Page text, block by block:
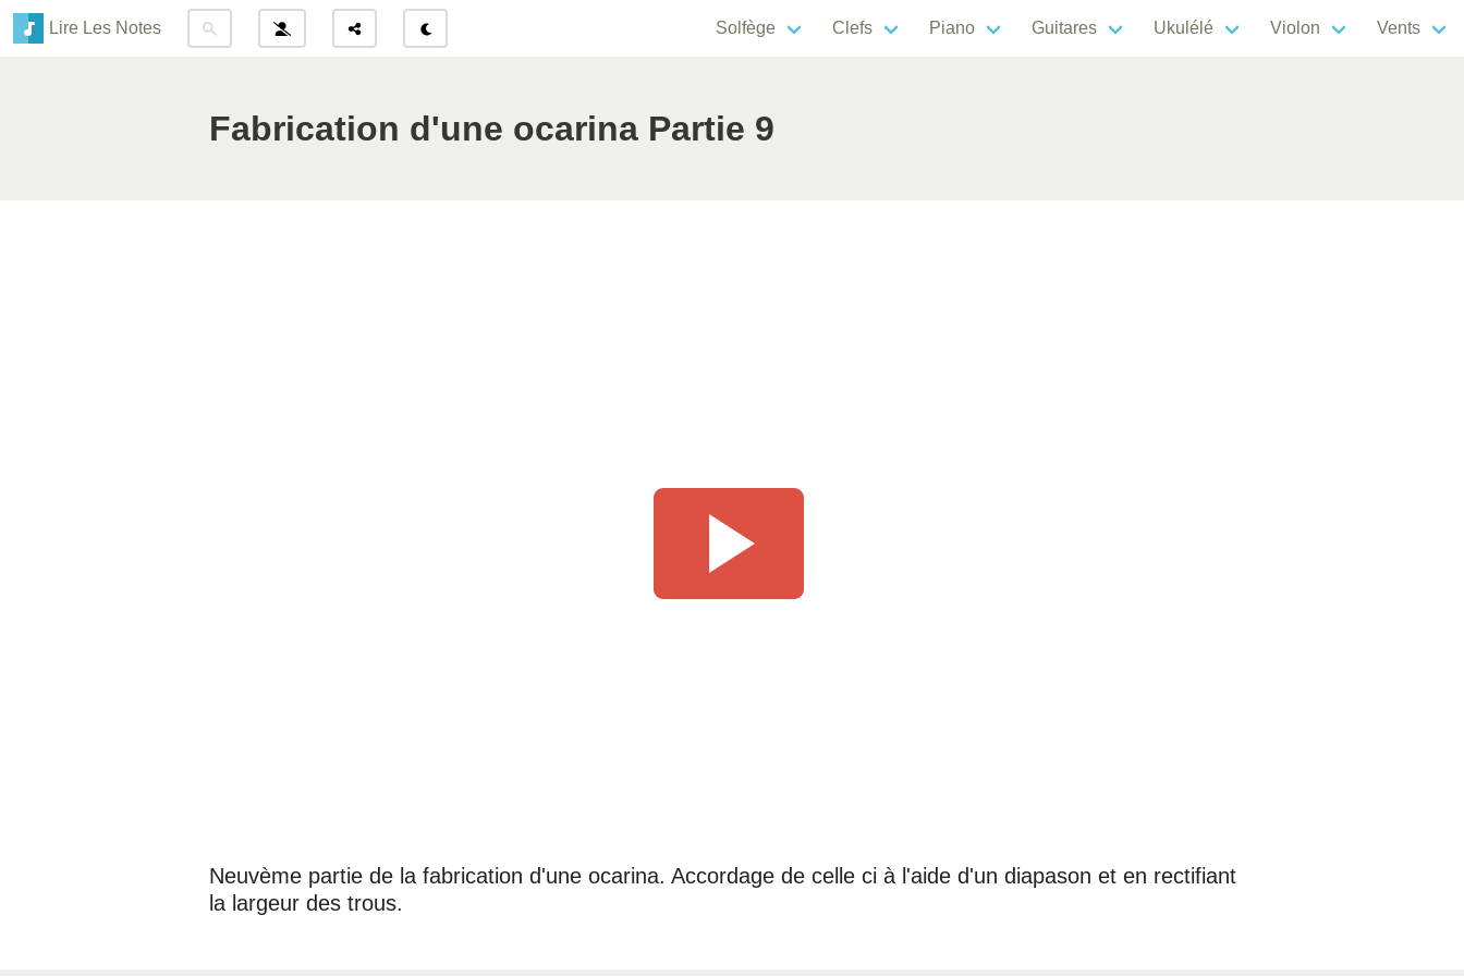
Lire Les Notes Solfège Clefs Piano Guitares Ukulélé Violon Vents
Fabrication d'une ocarina Partie 9
Neuvème partie de la fabrication d'une ocarina. Accordage de celle ci à l'aide d'un diapason et en rectifiant
la largeur des trous.